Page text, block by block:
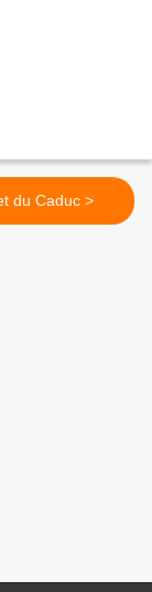
sommet du Caduc >